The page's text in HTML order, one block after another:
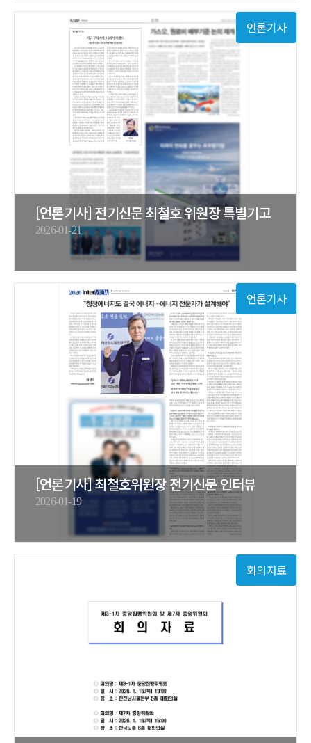
언론기사
[언론기사] 전기신문 최철호 위원장 특별기고
2026-01-21
언론기사
[언론기사] 최철호위원장 전기신문 인터뷰
2026-01-19
회의자료